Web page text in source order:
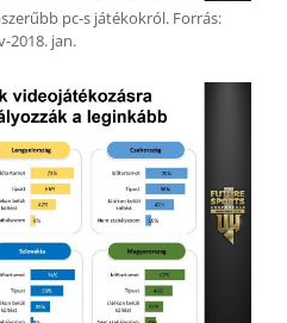
pc-s játékokról. Forrás:
2018. jan.